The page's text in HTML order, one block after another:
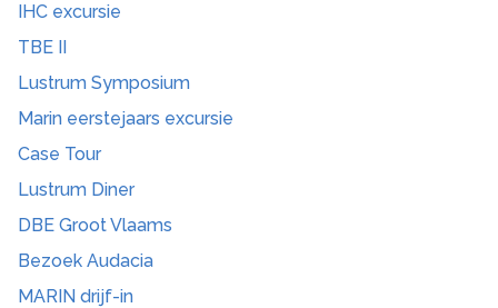
IHC excursie
TBE II
Lustrum Symposium
Marin eerstejaars excursie
Case Tour
Lustrum Diner
DBE Groot Vlaams
Bezoek Audacia
MARIN drijf-in